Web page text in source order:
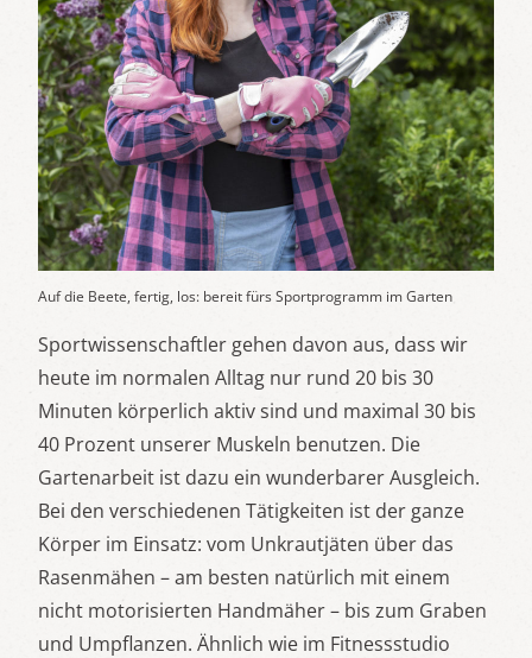
Auf die Beete, fertig, los: bereit fürs Sportprogramm im Garten
Sportwissenschaftler gehen davon aus, dass wir
heute im normalen Alltag nur rund 20 bis 30
Minuten körperlich aktiv sind und maximal 30 bis
40 Prozent unserer Muskeln benutzen. Die
Gartenarbeit ist dazu ein wunderbarer Ausgleich.
Bei den verschiedenen Tätigkeiten ist der ganze
Körper im Einsatz: vom Unkrautjäten über das
Rasenmähen – am besten natürlich mit einem
nicht motorisierten Handmäher – bis zum Graben
und Umpflanzen. Ähnlich wie im Fitnessstudio